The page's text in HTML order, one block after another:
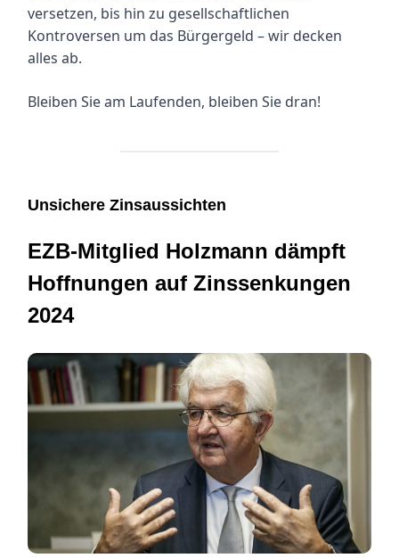
versetzen, bis hin zu gesellschaftlichen
Kontroversen um das Bürgergeld – wir decken
alles ab.
Bleiben Sie am Laufenden, bleiben Sie dran!
Unsichere Zinsaussichten
EZB-Mitglied Holzmann dämpft
Hoffnungen auf Zinssenkungen
2024